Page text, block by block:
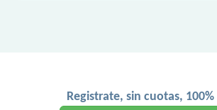
Registrate, sin cuotas,